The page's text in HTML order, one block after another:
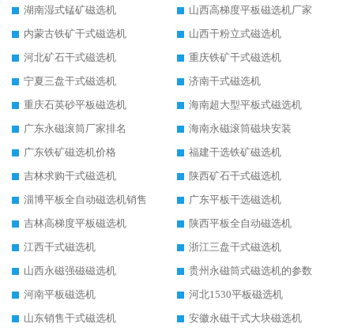
湖南湿式锰矿磁选机
山西高梯度平板磁选机厂家
内蒙古铁矿干式磁选机
山西干粉立式磁选机
河北矿石干式磁选机
重庆铁矿干式磁选机
宁夏三盘干式磁选机
济南干式磁选机
重庆石英砂平板磁选机
海南超大型平板式磁选机
广东永磁滚筒厂家排名
海南永磁滚筒磁块安装
广东铁矿磁选机价格
福建干选铁矿磁选机
吉林求购干式磁选机
陕西矿石干式磁选机
淄博平板全自动磁选机销售
广东平板干选磁选机
吉林高梯度平板磁选机
陕西平板全自动磁选机
江西干式磁选机
浙江三盘干式磁选机
山西永磁强磁磁选机
贵州永磁筒式磁选机的参数
河南平板磁选机
河北1530平板磁选机
山东销售干式磁选机
安徽永磁干式大块磁选机